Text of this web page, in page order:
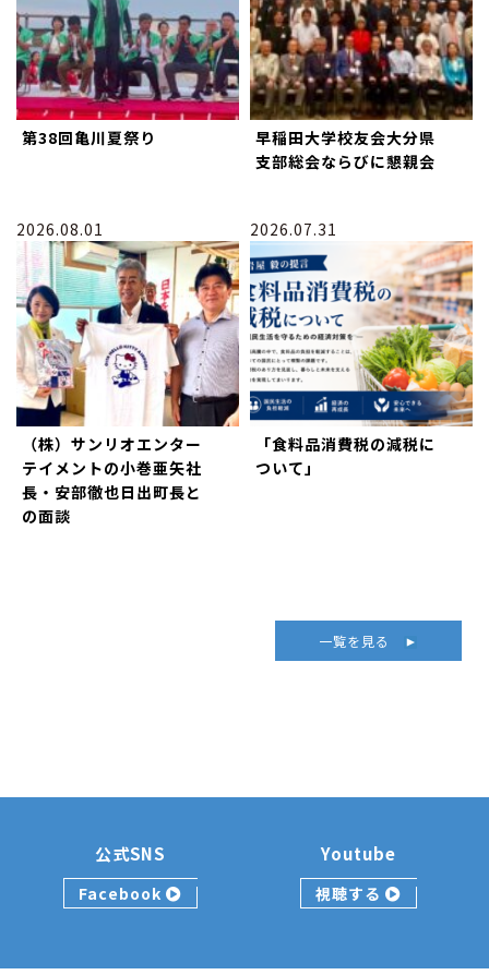
第38回亀川夏祭り
早稲田大学校友会大分県
支部総会ならびに懇親会
2026.08.01
（株）サンリオエンター
テイメントの小巻亜矢社
長・安部徹也日出町長と
の面談
2026.07.31
「食料品消費税の減税に
ついて」
一覧を見る
公式SNS
Facebook
Youtube
視聴する